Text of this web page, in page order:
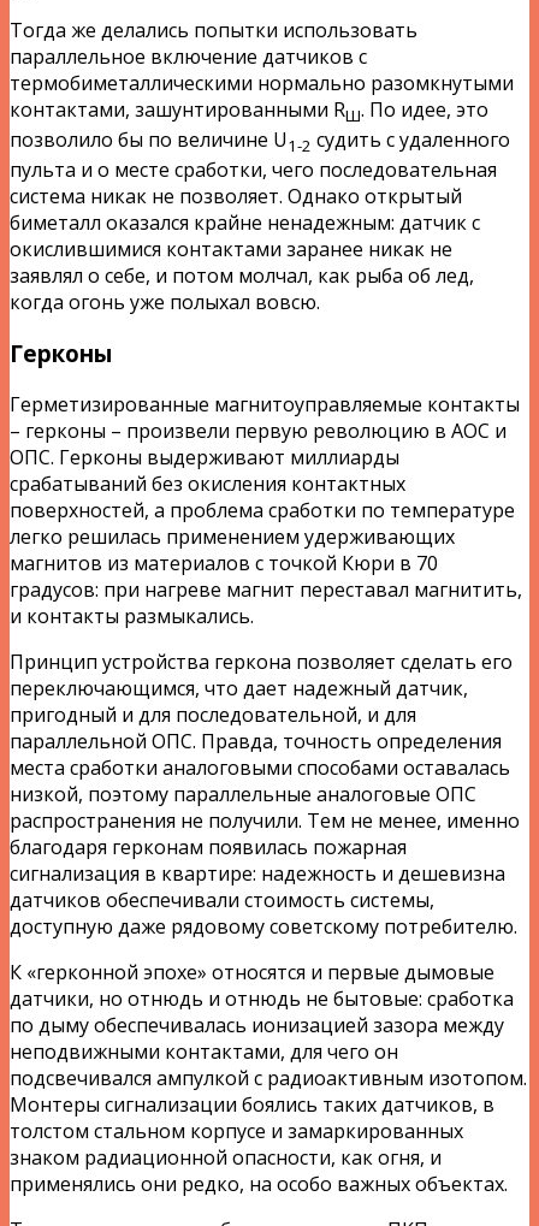
Тогда же делались попытки использовать
параллельное включение датчиков с
термобиметаллическими нормально разомкнутыми
контактами, зашунтированными RШ. По идее, это
позволило бы по величине U1-2 судить с удаленного
пульта и о месте сработки, чего последовательная
система никак не позволяет. Однако открытый
биметалл оказался крайне ненадежным: датчик с
окислившимися контактами заранее никак не
заявлял о себе, и потом молчал, как рыба об лед,
когда огонь уже полыхал вовсю.
Герконы
Герметизированные магнитоуправляемые контакты
– герконы – произвели первую революцию в АОС и
ОПС. Герконы выдерживают миллиарды
срабатываний без окисления контактных
поверхностей, а проблема сработки по температуре
легко решилась применением удерживающих
магнитов из материалов с точкой Кюри в 70
градусов: при нагреве магнит переставал магнитить,
и контакты размыкались.
Принцип устройства геркона позволяет сделать его
переключающимся, что дает надежный датчик,
пригодный и для последовательной, и для
параллельной ОПС. Правда, точность определения
места сработки аналоговыми способами оставалась
низкой, поэтому параллельные аналоговые ОПС
распространения не получили. Тем не менее, именно
благодаря герконам появилась пожарная
сигнализация в квартире: надежность и дешевизна
датчиков обеспечивали стоимость системы,
доступную даже рядовому советскому потребителю.
К «герконной эпохе» относятся и первые дымовые
датчики, но отнюдь и отнюдь не бытовые: сработка
по дыму обеспечивалась ионизацией зазора между
неподвижными контактами, для чего он
подсвечивался ампулкой с радиоактивным изотопом.
Монтеры сигнализации боялись таких датчиков, в
толстом стальном корпусе и замаркированных
знаком радиационной опасности, как огня, и
применялись они редко, на особо важных объектах.